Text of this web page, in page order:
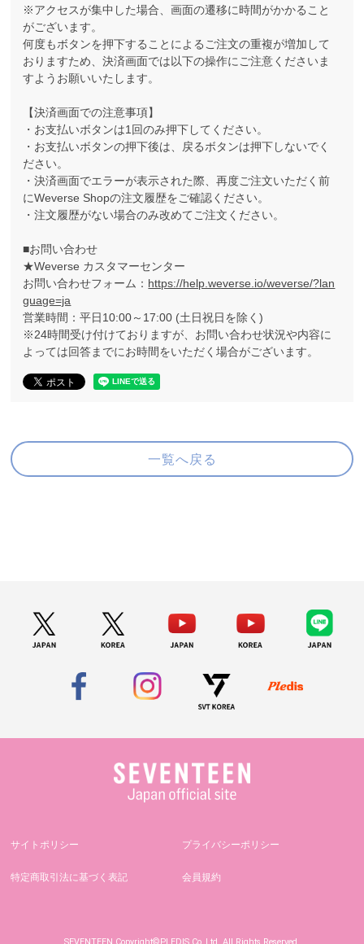
※アクセスが集中した場合、画面の遷移に時間がかかること
がございます。
何度もボタンを押下することによるご注文の重複が増加して
おりますため、決済画面では以下の操作にご注意くださいま
すようお願いいたします。
【決済画面での注意事項】
・お支払いボタンは1回のみ押下してください。
・お支払いボタンの押下後は、戻るボタンは押下しないでく
ださい。
・決済画面でエラーが表示された際、再度ご注文いただく前
にWeverse Shopの注文履歴をご確認ください。
・注文履歴がない場合のみ改めてご注文ください。
■お問い合わせ
★Weverse カスタマーセンター
お問い合わせフォーム： https://help.weverse.io/weverse/?lan
guage=ja
営業時間：平日10:00～17:00 (土日祝日を除く)
※24時間受け付けておりますが、お問い合わせ状況や内容に
よっては回答までにお時間をいただく場合がございます。
一覧へ戻る
サイトポリシー プライバシーポリシー
特定商取引法に基づく表記 会員規約